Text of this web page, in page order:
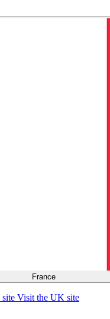
France
Visit the UK site